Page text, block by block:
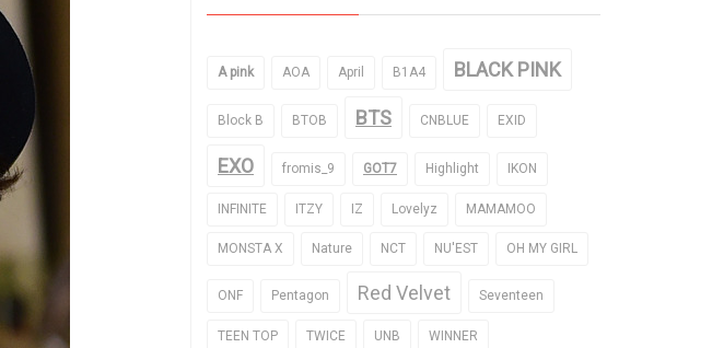
A pink AOA April B1A4 BLACK PINK
Block B BTOB BTS CNBLUE EXID
EXO fromis_9 GOT7 Highlight IKON
INFINITE ITZY IZ Lovelyz MAMAMOO
MONSTA X Nature NCT NU'EST OH MY GIRL
ONF Pentagon Red Velvet Seventeen
TEEN TOP TWICE UNB WINNER